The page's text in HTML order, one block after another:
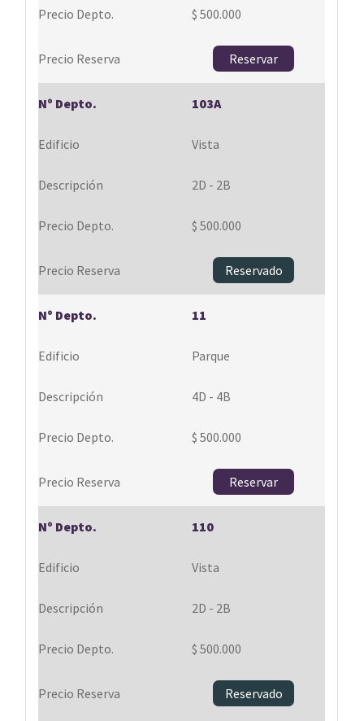
$ 500.000
Reservar
103A
Vista
2D - 2B
$ 500.000
Reservado
11
Parque
4D - 4B
$ 500.000
Reservar
110
Vista
2D - 2B
$ 500.000
Reservado